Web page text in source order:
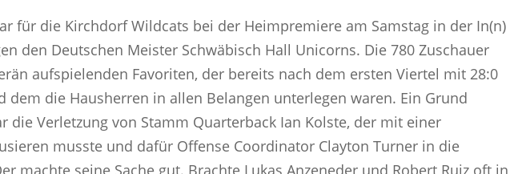
für die Kirchdorf Wildcats bei der Heimpremiere am Samstag in der In(n)
den Deutschen Meister Schwäbisch Hall Unicorns. Die 780 Zuschauer
aufspielenden Favoriten, der bereits nach dem ersten Viertel mit 28:0
dem die Hausherren in allen Belangen unterlegen waren. Ein Grund
die Verletzung von Stamm Quarterback Ian Kolste, der mit einer
musste und dafür Offense Coordinator Clayton Turner in die
machte seine Sache gut. Brachte Lukas Anzeneder und Robert Ruiz oft in